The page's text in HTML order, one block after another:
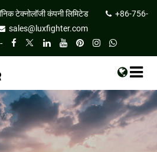
टेक्नोलॉजी कंपनी लिमिटेड
+86-756-
sales@luxfighter.com